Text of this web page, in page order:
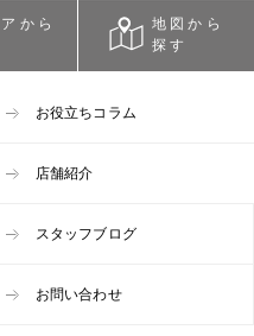
から
地図から
探す
お役立ちコラム
店舗紹介
スタッフブログ
お問い合わせ